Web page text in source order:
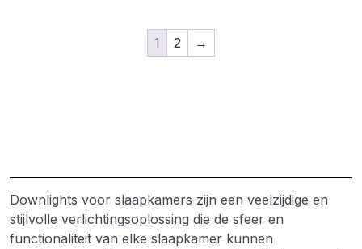
1 2 →
Downlights voor slaapkamers zijn een veelzijdige en
stijlvolle verlichtingsoplossing die de sfeer en
functionaliteit van elke slaapkamer kunnen